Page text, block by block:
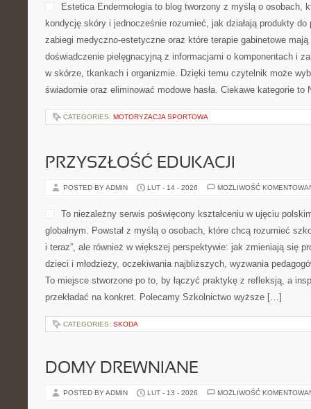
Estetica Endermologia to blog tworzony z myślą o osobach,
kondycję skóry i jednocześnie rozumieć, jak działają produkty
zabiegi medyczno-estetyczne oraz które terapie gabinetowe
doświadczenie pielęgnacyjną z informacjami o komponentach i
w skórze, tkankach i organizmie. Dzięki temu czytelnik może
świadomie oraz eliminować modowe hasła. Ciekawe kategorie
CATEGORIES: MOTORYZACJA SPORTOWA
PRZYSZŁOŚĆ EDUKACJI
POSTED BY ADMIN LUT - 14 - 2026 MOŻLIWOŚĆ
To niezależny serwis poświęcony kształceniu w ujęciu
globalnym. Powstał z myślą o osobach, które chcą rozumieć
i teraz”, ale również w większej perspektywie: jak zmieniają się
dzieci i młodzieży, oczekiwania najbliższych, wyzwania
To miejsce stworzone po to, by łączyć praktykę z refleksją, a
przekładać na konkret. Polecamy Szkolnictwo wyższe […]
CATEGORIES: SKODA
DOMY DREWNIANE
POSTED BY ADMIN LUT - 13 - 2026 MOŻLIWOŚĆ